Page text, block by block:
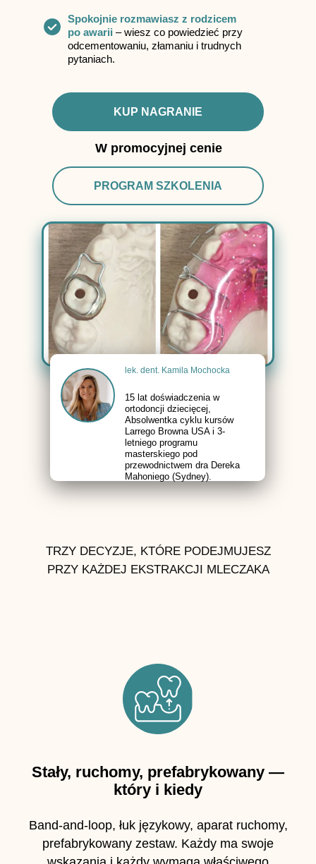
W promocyjnej cenie
lek. dent. Kamila Mochocka
15 lat doświadczenia w
ortodoncji dziecięcej,
Absolwentka cyklu kursów
Larrego Browna USA i 3-
letniego programu
masterskiego pod
przewodnictwem dra Dereka
Mahoniego (Sydney).
KUP NAGRANIE
PROGRAM SZKOLENIA
Spokojnie rozmawiasz z rodzicem
po awarii – wiesz co powiedzieć przy
odcementowaniu, złamaniu i trudnych
pytaniach.
TRZY DECYZJE, KTÓRE PODEJMUJESZ
PRZY KAŻDEJ EKSTRAKCJI MLECZAKA
Stały, ruchomy, prefabrykowany —
który i kiedy
Band-and-loop, łuk językowy, aparat ruchomy,
prefabrykowany zestaw. Każdy ma swoje